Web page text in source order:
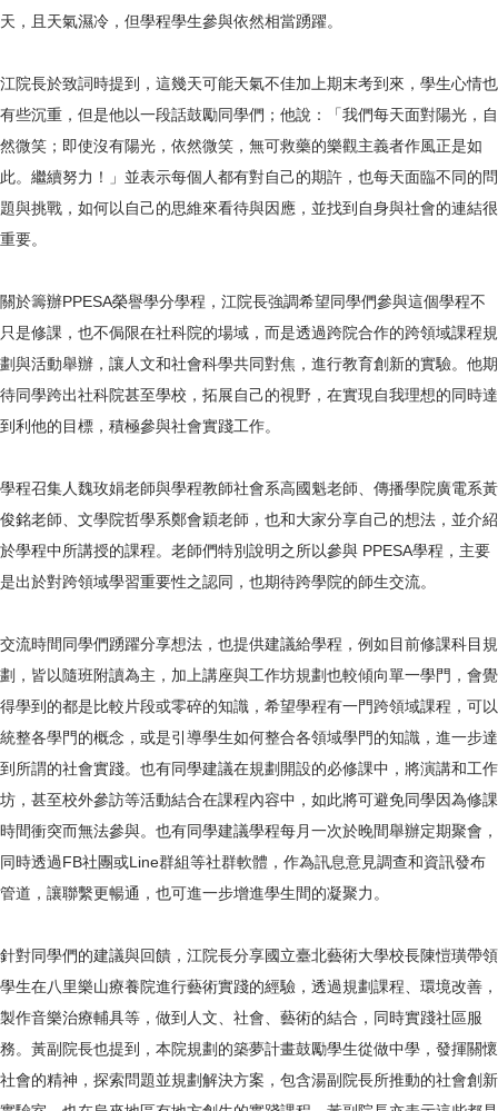
天，且天氣濕冷，但學程學生參與依然相當踴躍。
江院長於致詞時提到，這幾天可能天氣不佳加上期末考到來，學生心情也
有些沉重，但是他以一段話鼓勵同學們；他說：「我們每天面對陽光，自
然微笑；即使沒有陽光，依然微笑，無可救藥的樂觀主義者作風正是如
此。繼續努力！」並表示每個人都有對自己的期許，也每天面臨不同的問
題與挑戰，如何以自己的思維來看待與因應，並找到自身與社會的連結很
重要。
關於籌辦PPESA榮譽學分學程，江院長強調希望同學們參與這個學程不
只是修課，也不侷限在社科院的場域，而是透過跨院合作的跨領域課程規
劃與活動舉辦，讓人文和社會科學共同對焦，進行教育創新的實驗。他期
待同學跨出社科院甚至學校，拓展自己的視野，在實現自我理想的同時達
到利他的目標，積極參與社會實踐工作。
學程召集人魏玫娟老師與學程教師社會系高國魁老師、傳播學院廣電系黃
俊銘老師、文學院哲學系鄭會穎老師，也和大家分享自己的想法，並介紹
於學程中所講授的課程。老師們特別說明之所以參與 PPESA學程，主要
是出於對跨領域學習重要性之認同，也期待跨學院的師生交流。
交流時間同學們踴躍分享想法，也提供建議給學程，例如目前修課科目規
劃，皆以隨班附讀為主，加上講座與工作坊規劃也較傾向單一學門，會覺
得學到的都是比較片段或零碎的知識，希望學程有一門跨領域課程，可以
統整各學門的概念，或是引導學生如何整合各領域學門的知識，進一步達
到所謂的社會實踐。也有同學建議在規劃開設的必修課中，將演講和工作
坊，甚至校外參訪等活動結合在課程內容中，如此將可避免同學因為修課
時間衝突而無法參與。也有同學建議學程每月一次於晚間舉辦定期聚會，
同時透過FB社團或Line群組等社群軟體，作為訊息意見調查和資訊發布
管道，讓聯繫更暢通，也可進一步增進學生間的凝聚力。
針對同學們的建議與回饋，江院長分享國立臺北藝術大學校長陳愷璜帶領
學生在八里樂山療養院進行藝術實踐的經驗，透過規劃課程、環境改善，
製作音樂治療輔具等，做到人文、社會、藝術的結合，同時實踐社區服
務。黃副院長也提到，本院規劃的築夢計畫鼓勵學生從做中學，發揮關懷
社會的精神，探索問題並規劃解決方案，包含湯副院長所推動的社會創新